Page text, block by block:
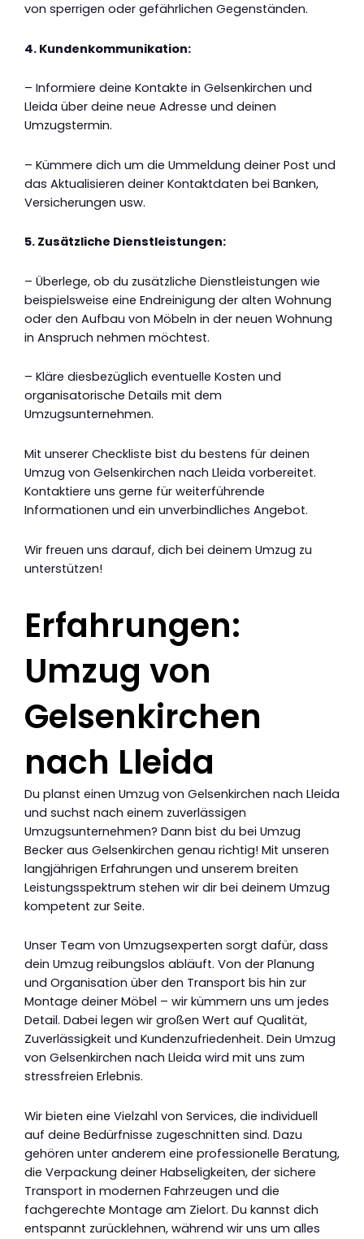
von sperrigen oder gefährlichen Gegenständen.
4. Kundenkommunikation:
– Informiere deine Kontakte in Gelsenkirchen und
Lleida über deine neue Adresse und deinen
Umzugstermin.
– Kümmere dich um die Ummeldung deiner Post und
das Aktualisieren deiner Kontaktdaten bei Banken,
Versicherungen usw.
5. Zusätzliche Dienstleistungen:
– Überlege, ob du zusätzliche Dienstleistungen wie
beispielsweise eine Endreinigung der alten Wohnung
oder den Aufbau von Möbeln in der neuen Wohnung
in Anspruch nehmen möchtest.
– Kläre diesbezüglich eventuelle Kosten und
organisatorische Details mit dem
Umzugsunternehmen.
Mit unserer Checkliste bist du bestens für deinen
Umzug von Gelsenkirchen nach Lleida vorbereitet.
Kontaktiere uns gerne für weiterführende
Informationen und ein unverbindliches Angebot.
Wir freuen uns darauf, dich bei deinem Umzug zu
unterstützen!
Erfahrungen:
Umzug von
Gelsenkirchen
nach Lleida
Du planst einen Umzug von Gelsenkirchen nach Lleida
und suchst nach einem zuverlässigen
Umzugsunternehmen? Dann bist du bei Umzug
Becker aus Gelsenkirchen genau richtig! Mit unseren
langjährigen Erfahrungen und unserem breiten
Leistungsspektrum stehen wir dir bei deinem Umzug
kompetent zur Seite.
Unser Team von Umzugsexperten sorgt dafür, dass
dein Umzug reibungslos abläuft. Von der Planung
und Organisation über den Transport bis hin zur
Montage deiner Möbel – wir kümmern uns um jedes
Detail. Dabei legen wir großen Wert auf Qualität,
Zuverlässigkeit und Kundenzufriedenheit. Dein Umzug
von Gelsenkirchen nach Lleida wird mit uns zum
stressfreien Erlebnis.
Wir bieten eine Vielzahl von Services, die individuell
auf deine Bedürfnisse zugeschnitten sind. Dazu
gehören unter anderem eine professionelle Beratung,
die Verpackung deiner Habseligkeiten, der sichere
Transport in modernen Fahrzeugen und die
fachgerechte Montage am Zielort. Du kannst dich
entspannt zurücklehnen, während wir uns um alles